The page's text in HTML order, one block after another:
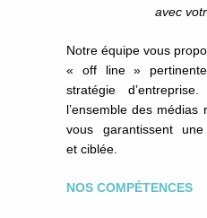
avec
Notre équipe vous
« off line »
stratégie
l’ensemble des
vous garantissent
et ciblée.
NOS COMPÉTENCES